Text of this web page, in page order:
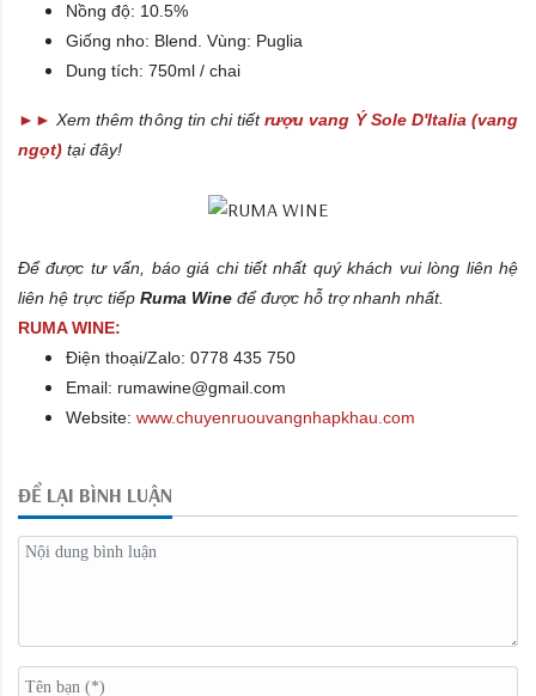
Nồng độ: 10.5%
Giống nho: Blend. Vùng: Puglia
Dung tích: 750ml / chai
►► Xem thêm thông tin chi tiếtrượu vang Ý Sole D'Italia (vang
ngọt) tại đây!
Để được tư vấn, báo giá chi tiết nhất quý khách vui lòng liên hệ
liên hệ trực tiếp Ruma Wine để được hỗ trợ nhanh nhất.
RUMA WINE:
Điện thoại/Zalo: 0778 435 750
Email: rumawine@gmail.com
Website: www.chuyenruouvangnhapkhau.com
ĐỂ LẠI BÌNH LUẬN